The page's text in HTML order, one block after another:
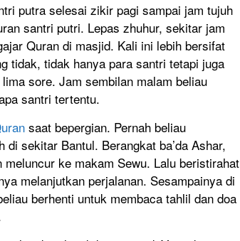
putra selesai zikir pagi sampai jam tujuh
santri putri. Lepas zhuhur, sekitar jam
Quran di masjid. Kali ini lebih bersifat
tidak, tidak hanya para santri tetapi juga
sore. Jam sembilan malam beliau
santri tertentu.
saat bepergian. Pernah beliau
sekitar Bantul. Berangkat ba’da Ashar,
ke makam Sewu. Lalu beristirahat
melanjutkan perjalanan. Sesampainya di
berhenti untuk membaca tahlil dan doa